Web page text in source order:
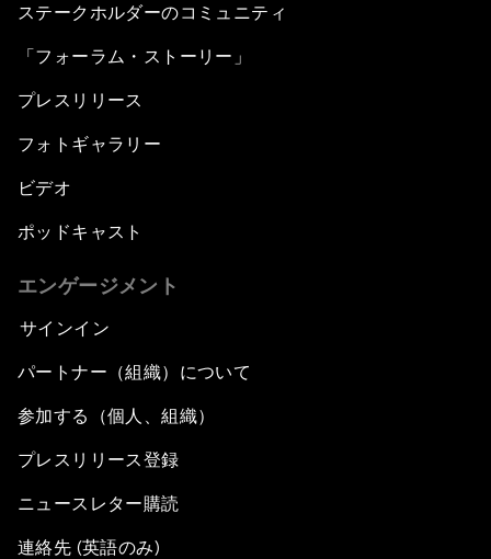
ステークホルダーのコミュニティ
「フォーラム・ストーリー」
プレスリリース
フォトギャラリー
ビデオ
ポッドキャスト
エンゲージメント
サインイン
パートナー（組織）について
参加する（個人、組織）
プレスリリース登録
ニュースレター購読
連絡先 (英語のみ)